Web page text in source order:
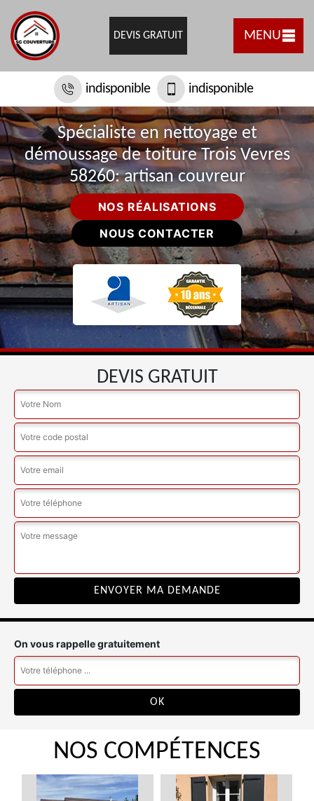
DEVIS GRATUIT MENU
indisponible indisponible
Spécialiste en nettoyage et
démoussage de toiture Trois Vevres
58260: artisan couvreur
NOS RÉALISATIONS
NOUS CONTACTER
DEVIS GRATUIT
On vous rappelle gratuitement
NOS COMPÉTENCES